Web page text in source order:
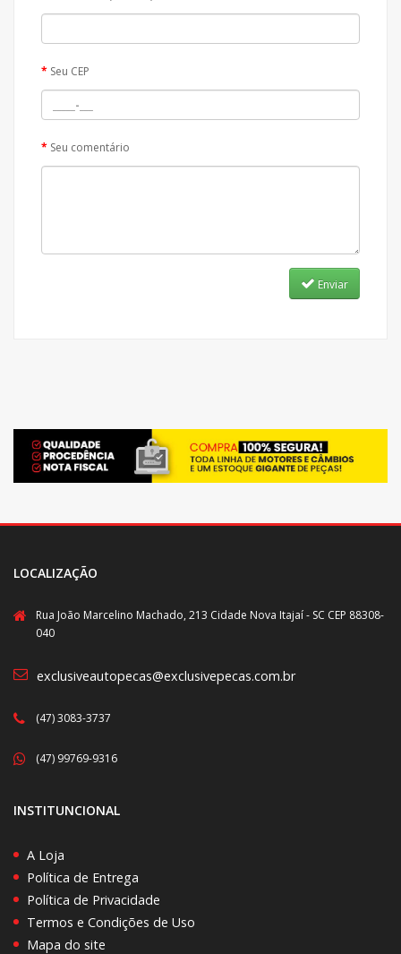
Seu CEP
Seu comentário
Enviar
LOCALIZAÇÃO
Rua João Marcelino Machado, 213 Cidade Nova Itajaí - SC CEP 88308-
040
exclusiveautopecas@exclusivepecas.com.br
(47) 3083-3737
(47) 99769-9316
INSTITUNCIONAL
A Loja
Política de Entrega
Política de Privacidade
Termos e Condições de Uso
Mapa do site